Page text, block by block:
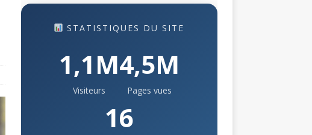
STATISTIQUES DU SITE
1,1M
Visiteurs
4,5M
Pages vues
16